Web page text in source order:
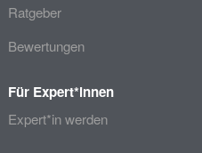
Ratgeber
Bewertungen
Für Expert*innen
Expert*in werden